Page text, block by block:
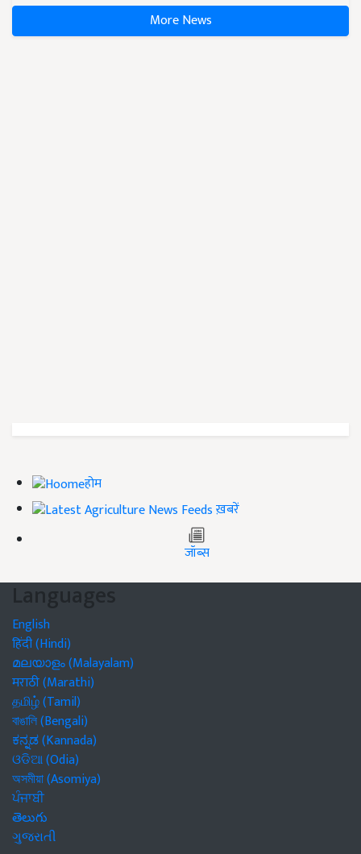
More News
होम
ख़बरें
जॉब्स
Languages
English
हिंदी (Hindi)
മലയാളം (Malayalam)
मराठी (Marathi)
தமிழ் (Tamil)
বাঙালি (Bengali)
ಕನ್ನಡ (Kannada)
ଓଡିଆ (Odia)
অসমীয়া (Asomiya)
ਪੰਜਾਬੀ
తెలుగు
ગુજરાતી